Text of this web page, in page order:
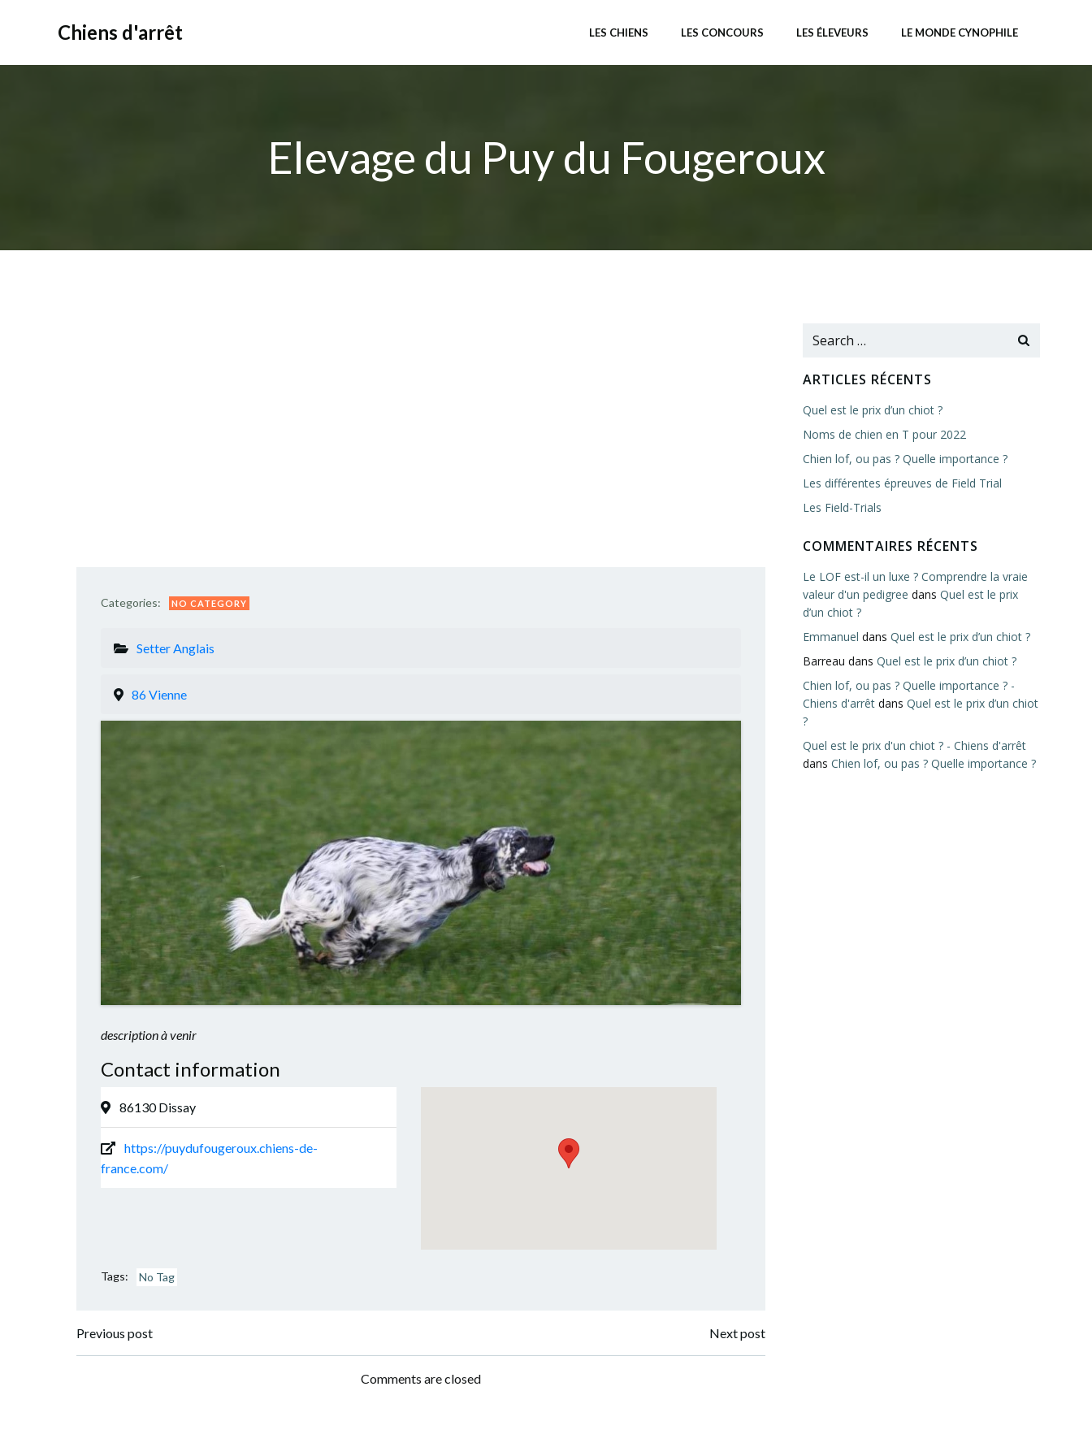
Chiens d'arrêt LES CHIENS LES CONCOURS LES ÉLEVEURS LE MONDE CYNOPHILE
Elevage du Puy du Fougeroux
Categories: NO CATEGORY
Setter Anglais
86 Vienne
description à venir
Contact information
86130 Dissay
https://puydufougeroux.chiens-de-
france.com/
Tags: No Tag
Navigation
Previous post
de
Next post
Comments are closed
Search
ARTICLES RÉCENTS
Quel est le prix d’un chiot ?
Noms de chien en T pour 2022
Chien lof, ou pas ? Quelle importance ?
Les différentes épreuves de Field Trial
Les Field-Trials
COMMENTAIRES RÉCENTS
Le LOF est-il un luxe ? Comprendre la vraie
valeur d'un pedigree dans Quel est le prix
d’un chiot ?
Emmanuel dans Quel est le prix d’un chiot ?
Barreau dans Quel est le prix d’un chiot ?
Chien lof, ou pas ? Quelle importance ? -
Chiens d'arrêt dans Quel est le prix d’un chiot
?
Quel est le prix d'un chiot ? - Chiens d'arrêt
dans Chien lof, ou pas ? Quelle importance ?